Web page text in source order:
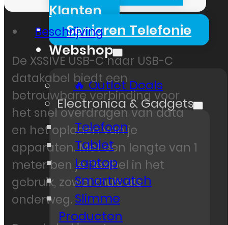
Klanten
Senioren Telefonie
Webshop
🔥 Outlet Deals
Electronica & Gadgets
Telefoon
Tablet
Laptop
Smartwatch
Slimme
Producten
Beschrijving
De XSSIVE USB-C naar USB-C
datakabel biedt een
betrouwbare verbinding voor
het snel overdragen van data
en het opladen van je
apparaten. Met een lengte van 1
meter ben je flexibel in het
gebruik, zowel thuis als
onderweg.